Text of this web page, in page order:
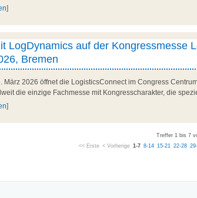
LogDynamics auf der Kongressmesse
Bremen
März 2026 öffnet die LogisticsConnect im Congress
die einzige Fachmesse mit Kongresscharakter, die
Treffer 1 bis 7
<< Erste < Vorherige 1-7 8-14 15-21 22-28